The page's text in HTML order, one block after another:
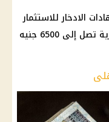
الادخار للاستثمار
في مدخرات العملاء الأفراد بأرباح شهرية تصل إلى 6500 جنيه